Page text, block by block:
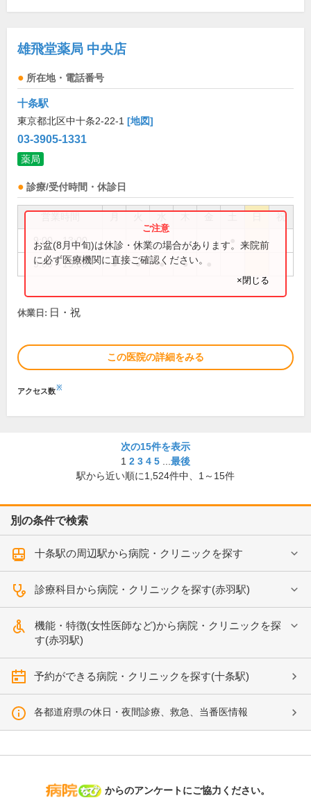
雄飛堂薬局 中央店
所在地・電話番号
十条駅
東京都北区中十条2-22-1 [地図]
03-3905-1331
薬局
診療/受付時間・休診日
祝
9:00～13:00
9:00～19:00 ● ● ● ●
お盆(8月中旬)は休診・休業の場合があります。来院前
に必ず医療機関に直接ご確認ください。
×閉じる
休業日: 日・祝
この医院の詳細をみる
アクセス数※
次の15件を表示
1 2 3 4 5
最後
駅から近い順に1,524件中、 1～15件
別の条件で検索
十条駅の周辺駅から病院・クリニックを探す
診療科目から病院・クリニックを探す(赤羽駅)
機能・特徴(女性医師など)から病院・クリニックを探
す(赤羽駅)
予約ができる病院・クリニックを探す(十条駅)
各都道府県の休日・夜間診療、救急、当番医情報
病院なび
からのアンケートにご協力ください。